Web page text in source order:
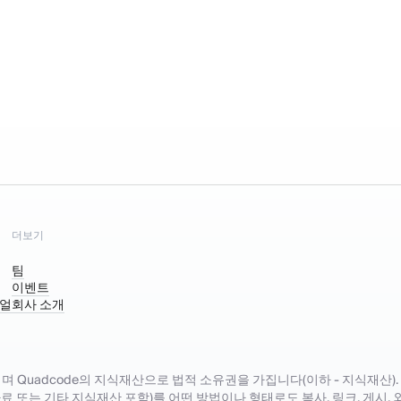
더보기
팀
이벤트
회사 소개
Quadcode의 지식재산으로 법적 소유권을 가집니다(이하 - 지식재산
또는 기타 지식재산 포함)를 어떤 방법이나 형태로도 복사, 링크, 게시,